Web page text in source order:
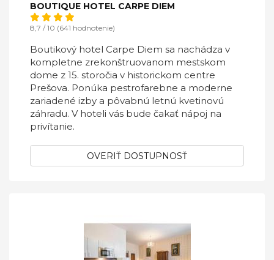
BOUTIQUE HOTEL CARPE DIEM
8,7 / 10 (641 hodnotenie)
Boutikový hotel Carpe Diem sa nachádza v
kompletne zrekonštruovanom mestskom
dome z 15. storočia v historickom centre
Prešova. Ponúka pestrofarebne a moderne
zariadené izby a pôvabnú letnú kvetinovú
záhradu. V hoteli vás bude čakať nápoj na
privítanie.
OVERIŤ DOSTUPNOSŤ